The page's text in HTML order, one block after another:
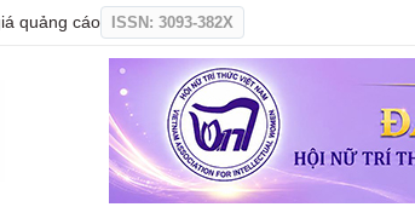
quảng cáo ISSN: 3093-382X